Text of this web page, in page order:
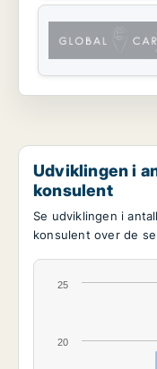
Udviklingen i
konsulent
Se udviklingen i
konsulent over de
20
25